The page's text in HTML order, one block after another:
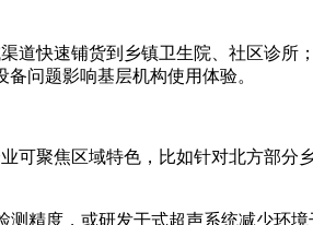
道快速铺货到乡镇卫生院、社区诊所
问题影响基层机构使用体验。
可聚焦区域特色，比如针对北方部分
精度，或研发干式超声系统减少环